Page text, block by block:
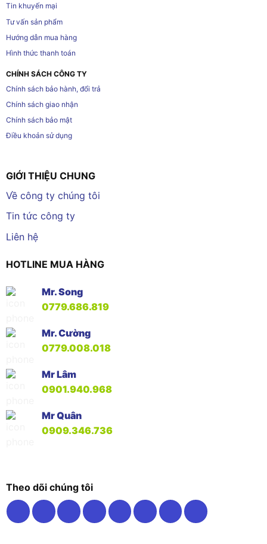
Tin khuyến mại
Tư vấn sản phẩm
Hướng dẫn mua hàng
Hình thức thanh toán
CHÍNH SÁCH CÔNG TY
Chính sách bảo hành, đổi trả
Chính sách giao nhận
Chính sách bảo mật
Điều khoản sử dụng
GIỚI THIỆU CHUNG
Về công ty chúng tôi
Tin tức công ty
Liên hệ
HOTLINE MUA HÀNG
Mr. Song
0779.686.819
Mr. Cường
0779.008.018
Mr Lâm
0901.940.968
Mr Quân
0909.346.736
Theo dõi chúng tôi